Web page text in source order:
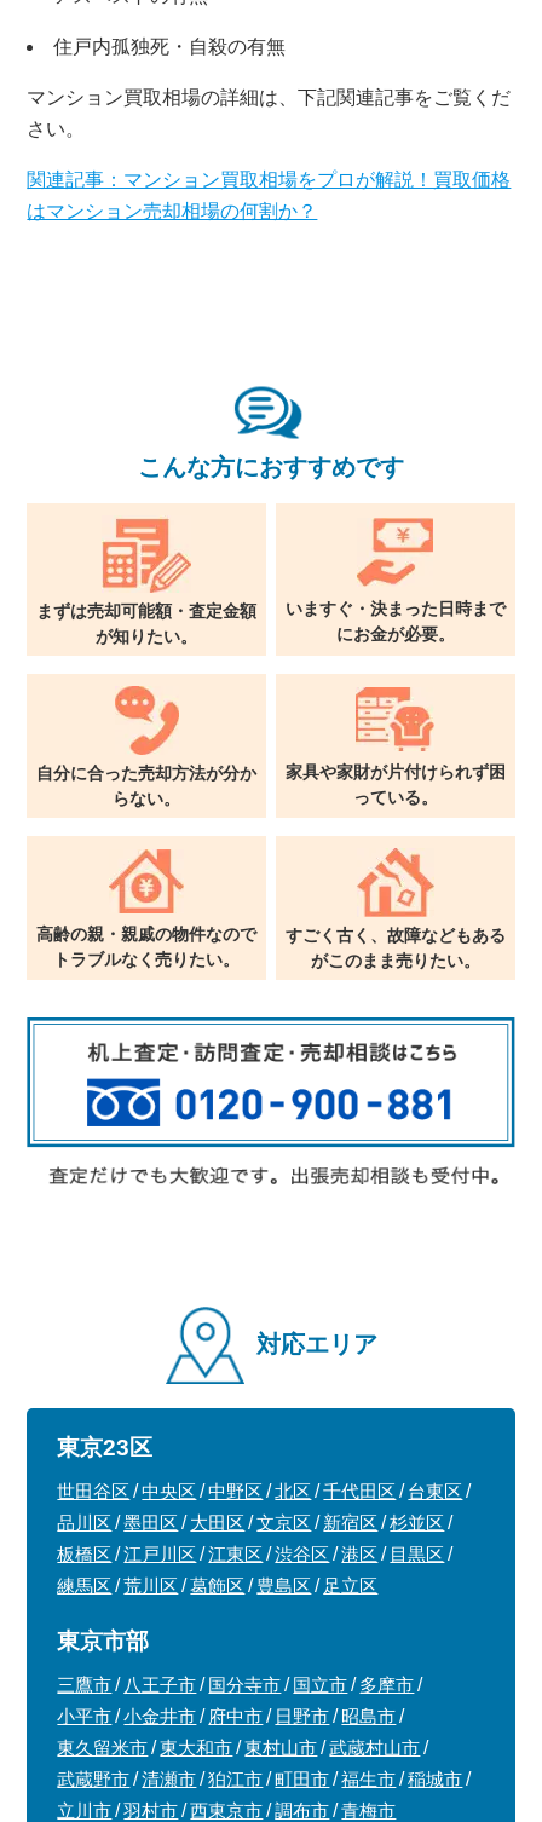
無料査定・売却相談
住戸内孤独死・自殺の有無
マンション買取相場の詳細は、下記関連記事をご覧くだ
さい。
関連記事：マンション買取相場をプロが解説！買取価格
はマンション売却相場の何割か？
こんな方におすすめです
まずは売却可能額・査定金額
が知りたい。
いますぐ・決まった日時まで
にお金が必要。
自分に合った売却方法が分か
らない。
家具や家財が片付けられず困
っている。
高齢の親・親戚の物件なので
トラブルなく売りたい。
すごく古く、故障などもある
がこのまま売りたい。
対応エリア
東京23区
世田谷区 中央区 中野区 北区 千代田区
台東区
品川区
墨田区 大田区 文京区 新宿区
杉並区
板橋区
江戸川区 江東区 渋谷区 港区
目黒区
練馬区
荒川区 葛飾区 豊島区 足立区
東京市部
三鷹市 八王子市 国分寺市 国立市
多摩市
小平市
小金井市 府中市 日野市
昭島市
東久留米市
東大和市 東村山市
武蔵村山市
武蔵野市
清瀬市 狛江市 町田市 福生市
稲城市
立川市
羽村市 西東京市 調布市 青梅市